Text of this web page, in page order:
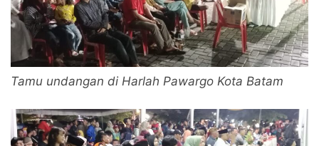
Tamu undangan di Harlah Pawargo Kota Batam